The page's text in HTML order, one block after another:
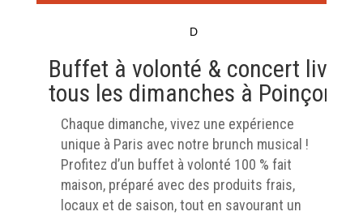
D
Buffet à volonté & concert live
tous les dimanches à Poinçon
Chaque dimanche, vivez une expérience
unique à Paris avec notre brunch musical !
Profitez d’un buffet à volonté 100 % fait
maison, préparé avec des produits frais,
locaux et de saison, tout en savourant un